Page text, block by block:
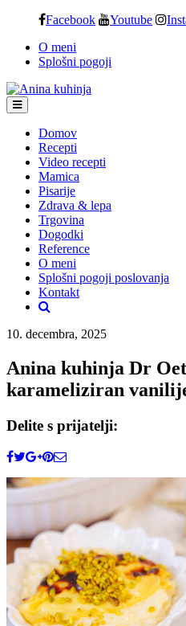
content
Facebook Youtube
O meni
Splošni pogoji
Domov
Recepti
Video recepti
Mamica
Pisarije
Zdrava & lepa
Trgovina
Dogodki
Reference
O meni
Splošni pogoji poslovanja
Kontakt
10. decembra, 2025
Anina kuhinja Dr
karameliziran
Delite s prijatelji: